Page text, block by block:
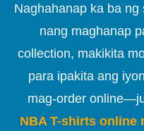
Naghahanap ka ba ng
nang maghanap
collection, makikita
para ipakita ang
mag-order
NBA T-shirts online